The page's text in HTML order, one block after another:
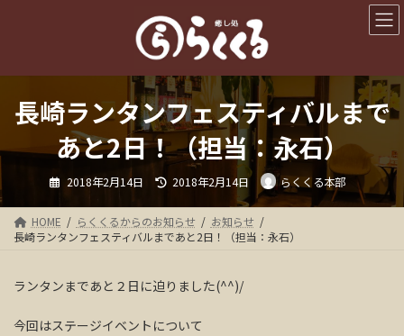
ツ
ッ
シ
移
長崎ランタンフェスティバルまで
あと2日！（担当：永石）
2018年2月14日 最
終
新
日
時
:
2018年2月14日 らくくる本部
HOME らくくるからのお知らせ
お知らせ
長崎ランタンフェスティバルまであと2日！（担当：永石）
ランタンまであと２日に迫りました(^^)/
今回はステージイベントについて